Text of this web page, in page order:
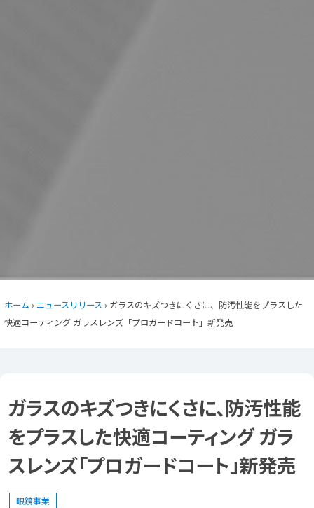
ホーム › ニュースリリース › ガラスのキズつきにくさに、防汚性能をプラスした
快適コーティング ガラスレンズ「プロガードコート」新発売
ガラスのキズつきにくさに、防汚性能
をプラスした快適コーティング ガラ
スレンズ「プロガードコート」新発売
眼鏡事業